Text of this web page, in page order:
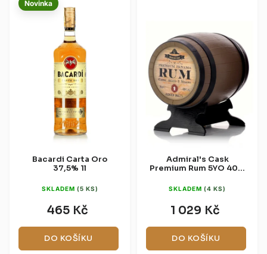
Novinka
Bacardi Carta Oro
37,5% 1l
SKLADEM (5 KS)
465 Kč
DO KOŠÍKU
Admiral's Cask
Premium Rum 5YO 40%
SKLADEM (4 KS)
1 029 Kč
DO KOŠÍKU